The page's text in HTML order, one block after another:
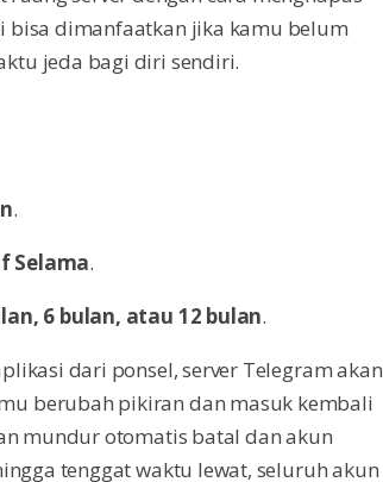
bisa dimanfaatkan jika kamu belum
jeda bagi diri sendiri.
.
Selama.
6 bulan, atau 12 bulan.
dari ponsel, server Telegram akan
berubah pikiran dan masuk kembali
mundur otomatis batal dan akun
tenggat waktu lewat, seluruh akun